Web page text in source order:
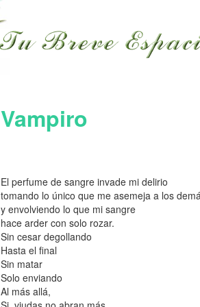
Vampiro
El perfume de sangre invade mi delirio
tomando lo único que me asemeja a los
y envolviendo lo que mi sangre
hace arder con solo rozar.
Sin cesar degollando
Hasta el final
Sin matar
Solo enviando
Al más allá,